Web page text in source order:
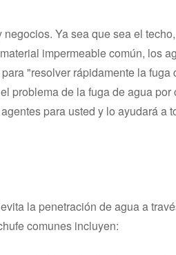
Ya sea que sea el
impermeable común, los
"resolver rápidamente la fuga
problema de la fuga de agua por
para usted y lo ayudará a
la penetración de agua a
comunes incluyen: